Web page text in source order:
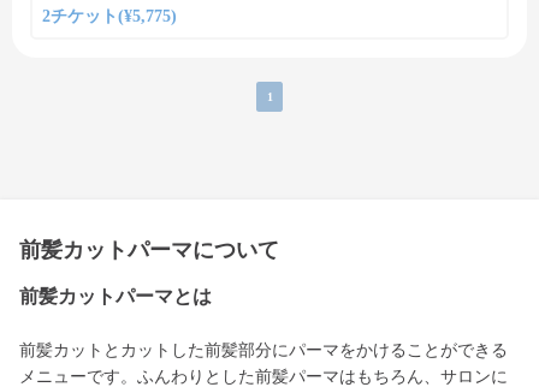
2チケット(¥5,775)
1
前髪カットパーマについて
前髪カットパーマとは
前髪カットとカットした前髪部分にパーマをかけることができる
メニューです。ふんわりとした前髪パーマはもちろん、サロンに